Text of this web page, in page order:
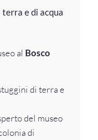
e di acqua
al Bosco
di terra e
del museo
di